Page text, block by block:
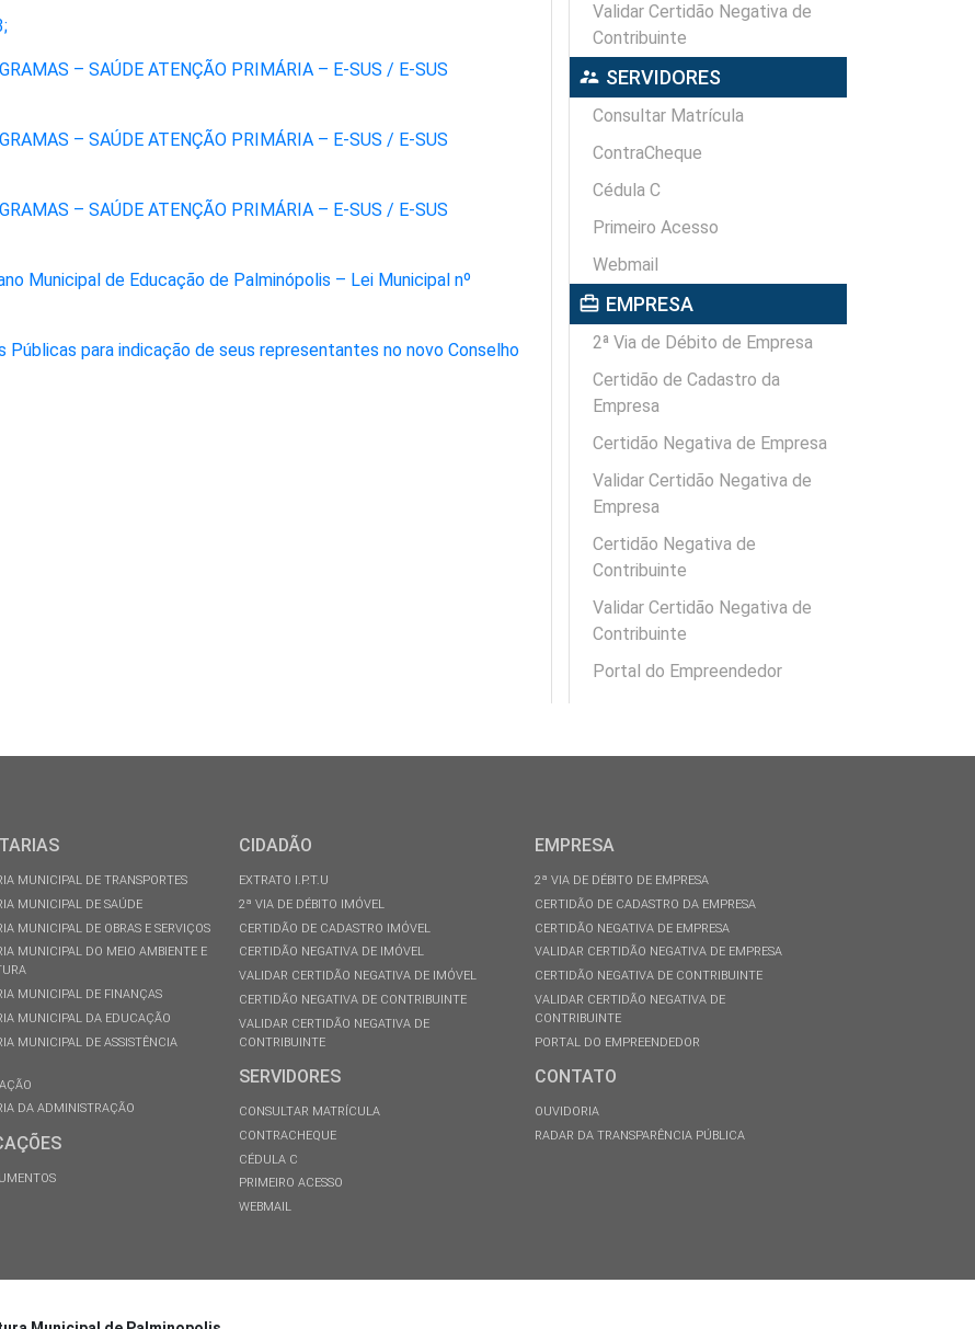
– SAÚDE ATENÇÃO PRIMÁRIA – E-SUS / E-SUS
– SAÚDE ATENÇÃO PRIMÁRIA – E-SUS / E-SUS
– SAÚDE ATENÇÃO PRIMÁRIA – E-SUS / E-SUS
Municipal de Educação de Palminópolis – Lei Municipal nº
Públicas para indicação de seus representantes no novo Conselho
Validar Certidão Negativa de
Contribuinte
supervisor_account SERVIDORES
Consultar Matrícula
ContraCheque
Cédula C
Primeiro Acesso
Webmail
card_travel EMPRESA
2ª Via de Débito de Empresa
Certidão de Cadastro da
Empresa
Certidão Negativa de Empresa
Validar Certidão Negativa de
Empresa
Certidão Negativa de
Contribuinte
Validar Certidão Negativa de
Contribuinte
Portal do Empreendedor
MUNICIPAL DE TRANSPORTES
MUNICIPAL DE SAÚDE
MUNICIPAL DE OBRAS E SERVIÇOS
MUNICIPAL DO MEIO AMBIENTE E
MUNICIPAL DE FINANÇAS
MUNICIPAL DA EDUCAÇÃO
MUNICIPAL DE ASSISTÊNCIA
DA ADMINISTRAÇÃO
CIDADÃO
EXTRATO I.P.T.U
2ª VIA DE DÉBITO IMÓVEL
CERTIDÃO DE CADASTRO IMÓVEL
CERTIDÃO NEGATIVA DE IMÓVEL
VALIDAR CERTIDÃO NEGATIVA DE IMÓVEL
CERTIDÃO NEGATIVA DE CONTRIBUINTE
VALIDAR CERTIDÃO NEGATIVA DE
CONTRIBUINTE
SERVIDORES
CONSULTAR MATRÍCULA
CONTRACHEQUE
CÉDULA C
PRIMEIRO ACESSO
WEBMAIL
EMPRESA
2ª VIA DE DÉBITO DE EMPRESA
CERTIDÃO DE CADASTRO DA EMPRESA
CERTIDÃO NEGATIVA DE EMPRESA
VALIDAR CERTIDÃO NEGATIVA DE EMPRESA
CERTIDÃO NEGATIVA DE CONTRIBUINTE
VALIDAR CERTIDÃO NEGATIVA DE
CONTRIBUINTE
PORTAL DO EMPREENDEDOR
CONTATO
OUVIDORIA
RADAR DA TRANSPARÊNCIA PÚBLICA